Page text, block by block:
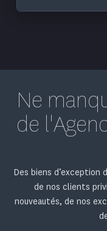
Ne
de
Des biens d’exception
de nos clients
nouveautés, de nos